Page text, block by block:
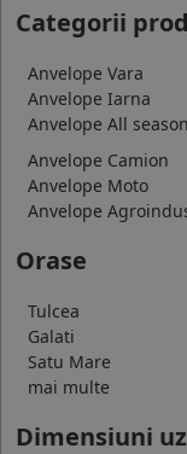
Categorii
Anvelope Vara
Anvelope Iarna
Anvelope All season
Anvelope Camion
Anvelope Moto
Anvelope
Orase
Tulcea
Galati
Satu Mare
mai multe
Dimensiuni